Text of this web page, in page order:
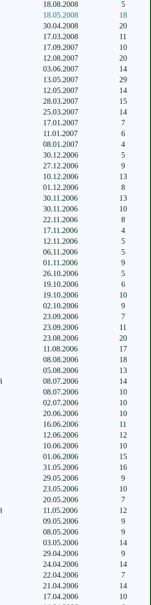
18.08.2008
5
18.05.2008
18
30.04.2008
20
17.03.2008
11
17.09.2007
10
12.08.2007
20
03.06.2007
14
13.05.2007
29
12.05.2007
14
28.03.2007
15
25.03.2007
14
17.01.2007
7
11.01.2007
6
08.01.2007
4
30.12.2006
5
27.12.2006
9
10.12.2006
13
01.12.2006
8
30.11.2006
13
30.11.2006
10
22.11.2006
8
17.11.2006
4
12.11.2006
5
06.11.2006
5
01.11.2006
9
26.10.2006
5
19.10.2006
6
19.10.2006
10
02.10.2006
9
23.09.2006
7
23.09.2006
11
23.08.2006
20
11.08.2006
17
08.08.2006
18
05.08.2006
13
08.07.2006
14
08.07.2006
10
02.07.2006
10
20.06.2006
10
16.06.2006
11
12.06.2006
12
10.06.2006
10
01.06.2006
15
31.05.2006
16
29.05.2006
9
23.05.2006
10
20.05.2006
7
11.05.2006
12
09.05.2006
9
08.05.2006
9
03.05.2006
14
29.04.2006
9
24.04.2006
14
22.04.2006
7
21.04.2006
14
17.04.2006
10